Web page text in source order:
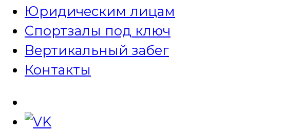
Юридическим лицам
Спортзалы под ключ
Вертикальный забег
Контакты